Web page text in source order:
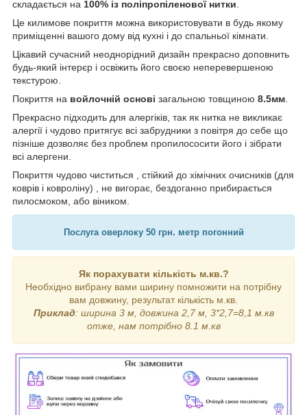
складається на 100% із поліпропіленової нитки.
Це килимове покриття можна використовувати в будь якому
приміщенні вашого дому від кухні і до спальньої кімнати.
Цікавий сучасний неоднорідний дизайн прекрасно доповнить
будь-який інтерєр і освіжить його своєю неперевершеною
текстурою.
Покриття на войлочній основі загальною товщиною 8.5мм.
Прекрасно підходить для алергіків, так як нитка не викликає
алергії і чудово притягує всі забрудники з повітря до себе що
пізніше дозволяє без проблем пропилососити його і зібрати
всі алергени.
Покриття чудово чиститься , стійкий до хімічних очисників (для
коврів і ковроліну) , не вигорає, бездоганно прибирається
пилосмоком, або віником.
Послуга оверлоку 50 грн. метр погонний
Як порахувати кількість м.кв.?
Необхідно вибрану вами ширину помножити на потрібну
вам довжину, результат кількість м.кв.
Приклад: ширина 3 м, довжина 2,7 м, 3*2,7=8,1 м.кв
отже, нам потрібно 8.1 м.кв